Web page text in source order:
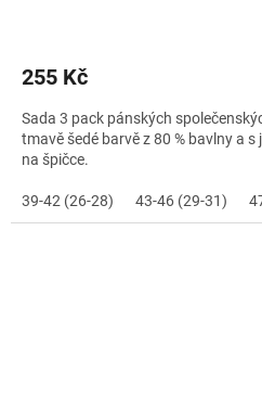
255 Kč
Sada 3 pack pánských
tmavě šedé barvě z 80 % bavlny a
na špičce.
39-42 (26-28) 43-46 (29-31)